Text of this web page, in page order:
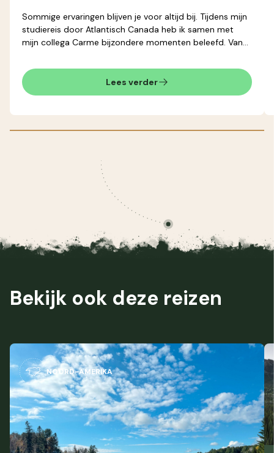
Sommige ervaringen blijven je voor altijd bij. Tijdens mijn
studiereis door Atlantisch Canada heb ik samen met
mijn collega Carme bijzondere momenten beleefd. Van
het schitterende Gros Morne National Park,
Newfoundland voelde alsof ik in een andere wereld was.
Lees verder
Bekijk ook deze reizen
NOORD-AMERIKA